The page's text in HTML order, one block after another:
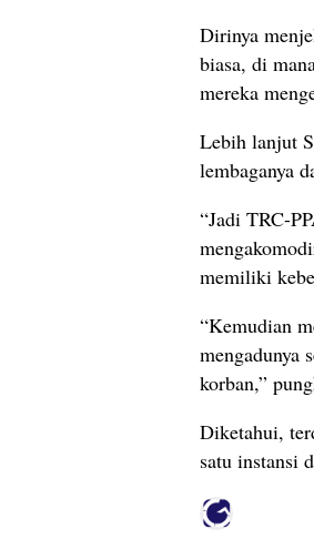
Dirinya
biasa, di
mereka
Lebih lanjut
lembaganya
“Jadi TRC-
memiliki
“Kemudian
mengadunya
korban,”
Diketahui,
satu instansi